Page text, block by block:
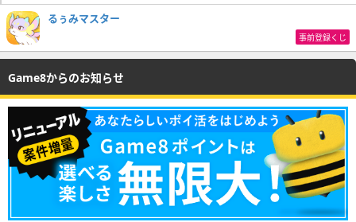
るぅみマスター
事前登録くじ
Game8からのお知らせ